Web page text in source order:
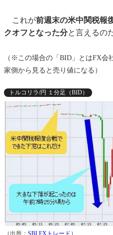
これが前週末の米中関税報
クオフとなった分と言えるの
（※この場合の「BID」とはFX会
家側から見ると売り値になる）
トルコリラ/円 １分足（BID）